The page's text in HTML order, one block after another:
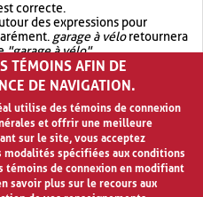
correcte.
des expressions pour
garage à véloretournera
"garage à vélo".
avec OR.garage OR vélo
quegarage à vélo
TÉMOINS AFIN DE
DE NAVIGATION.
utilise des témoins de connexion
et offrir une meilleure
sur le site, vous acceptez
spécifiées aux conditions
témoins de connexion en modifiant
savoir plus sur le recours aux